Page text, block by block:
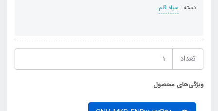
دسته : سیاه قلم
تعداد
ویژگی‌های محصول